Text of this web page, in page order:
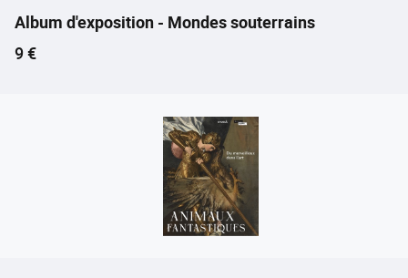
Album d'exposition - Mondes souterrains
Prix ​​actuel
9 €